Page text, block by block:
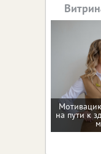
на пути к